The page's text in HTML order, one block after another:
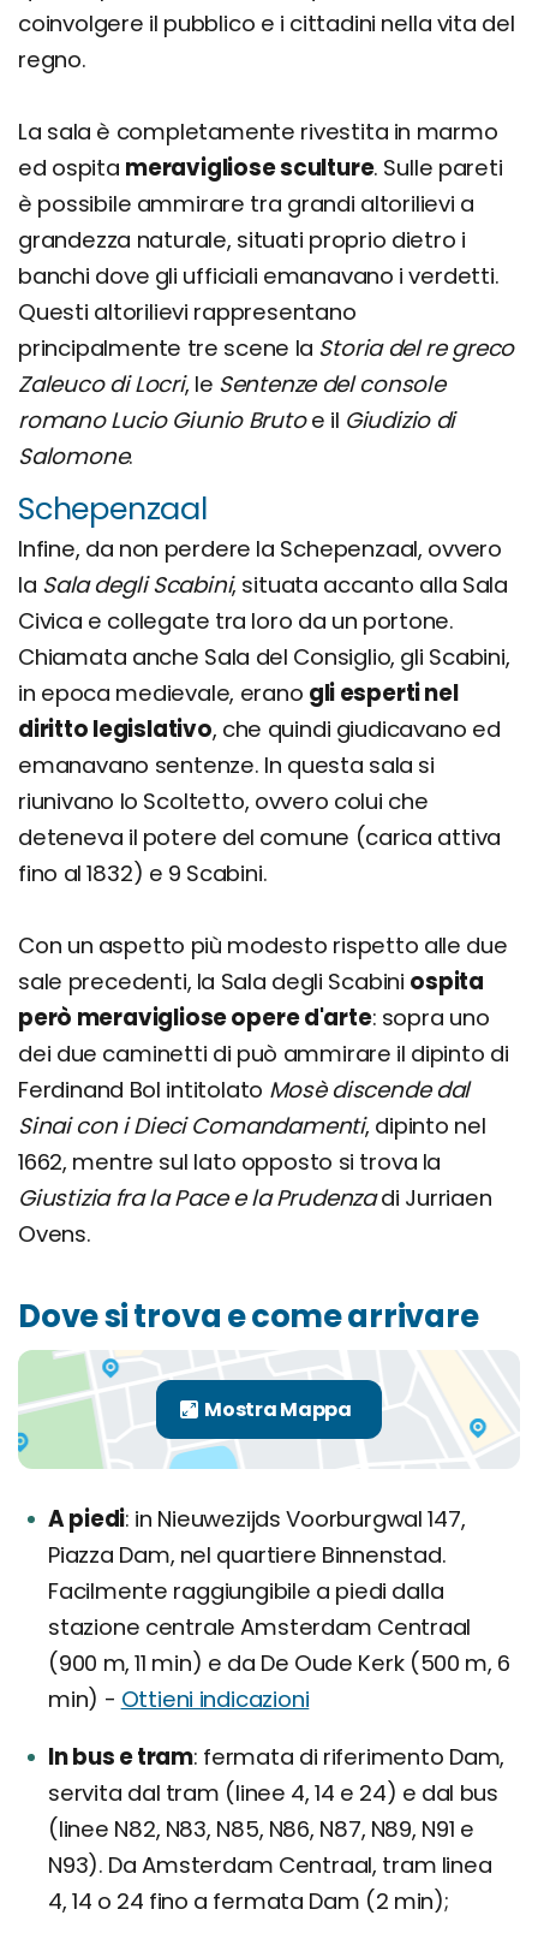
coinvolgere il pubblico e i cittadini nella vita del
regno.
La sala è completamente rivestita in marmo
ed ospita meravigliose sculture. Sulle pareti
è possibile ammirare tra grandi altorilievi a
grandezza naturale, situati proprio dietro i
banchi dove gli ufficiali emanavano i verdetti.
Questi altorilievi rappresentano
principalmente tre scene la Storia del re greco
Zaleuco di Locri, le Sentenze del console
romano Lucio Giunio Brutoe il Giudizio di
Salomone.
Schepenzaal
Infine, da non perdere la Schepenzaal, ovvero
la Sala degli Scabini, situata accanto alla Sala
Civica e collegate tra loro da un portone.
Chiamata anche Sala del Consiglio, gli Scabini,
in epoca medievale, erano gli esperti nel
diritto legislativo, che quindi giudicavano ed
emanavano sentenze. In questa sala si
riunivano lo Scoltetto, ovvero colui che
deteneva il potere del comune (carica attiva
fino al 1832) e 9 Scabini.
Con un aspetto più modesto rispetto alle due
sale precedenti, la Sala degli Scabini ospita
però meravigliose opere d'arte: sopra uno
dei due caminetti di può ammirare il dipinto di
Ferdinand Bol intitolato Mosè discende dal
Sinai con i Dieci Comandamenti, dipinto nel
1662, mentre sul lato opposto si trova la
Giustizia fra la Pace e la Prudenzadi Jurriaen
Ovens.
Dove si trova e come arrivare
A piedi in Nieuwezijds Voorburgwal 147,
Piazza Dam, nel quartiere Binnenstad.
Facilmente raggiungibile a piedi dalla
stazione centrale Amsterdam Centraal
(900 m, 11 min) e da De Oude Kerk (500 m, 6
min) - Ottieni indicazioni
In bus e tram fermata di riferimento Dam,
servita dal tram (linee 4, 14 e 24) e dal bus
(linee N82, N83, N85, N86, N87, N89, N91 e
N93). Da Amsterdam Centraal, tram linea
4, 14 o 24 fino a fermata Dam (2 min);